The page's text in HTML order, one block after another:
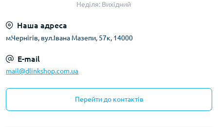
Неділя: Вихідний
Наша адреса
м.Чернігів, вул.Івана Мазепи, 57к, 14000
E-mail
mail@dlinkshop.com.ua
Перейти до контактів